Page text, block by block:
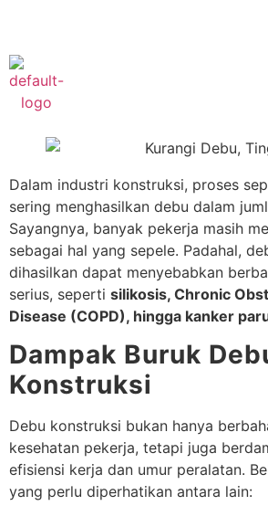
Dalam industri konstruksi, proses
sering menghasilkan debu dalam
Sayangnya, banyak pekerja masih
sebagai hal yang sepele. Padahal,
dihasilkan dapat menyebabkan
serius, seperti silikosis, Chronic
Disease (COPD), hingga kanker
Dampak Buruk
Konstruksi
Debu konstruksi bukan hanya
kesehatan pekerja, tetapi juga
efisiensi kerja dan umur peralatan.
yang perlu diperhatikan antara lain: